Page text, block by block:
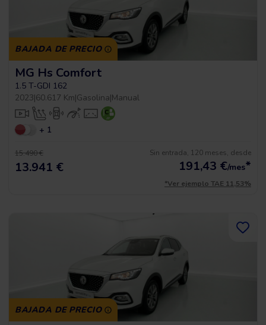
BAJADA DE PRECIO
MG Hs Comfort
1.5 T-GDI 162
2023|60.617 Km|Gasolina|Manual
+ 1
15.490 €
13.941 €
Sin entrada, 120 meses, desde
191,43 €/mes*
*Ver ejemplo TAE 11,53%
BAJADA DE PRECIO